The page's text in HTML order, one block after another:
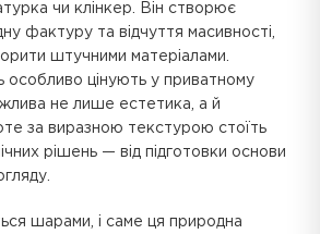
чи клінкер. Він створює
фактуру та відчуття масивності,
штучними матеріалами.
особливо цінують у приватному
не лише естетика, а й
за виразною текстурою стоїть
рішень — від підготовки основи
шарами, і саме ця природна